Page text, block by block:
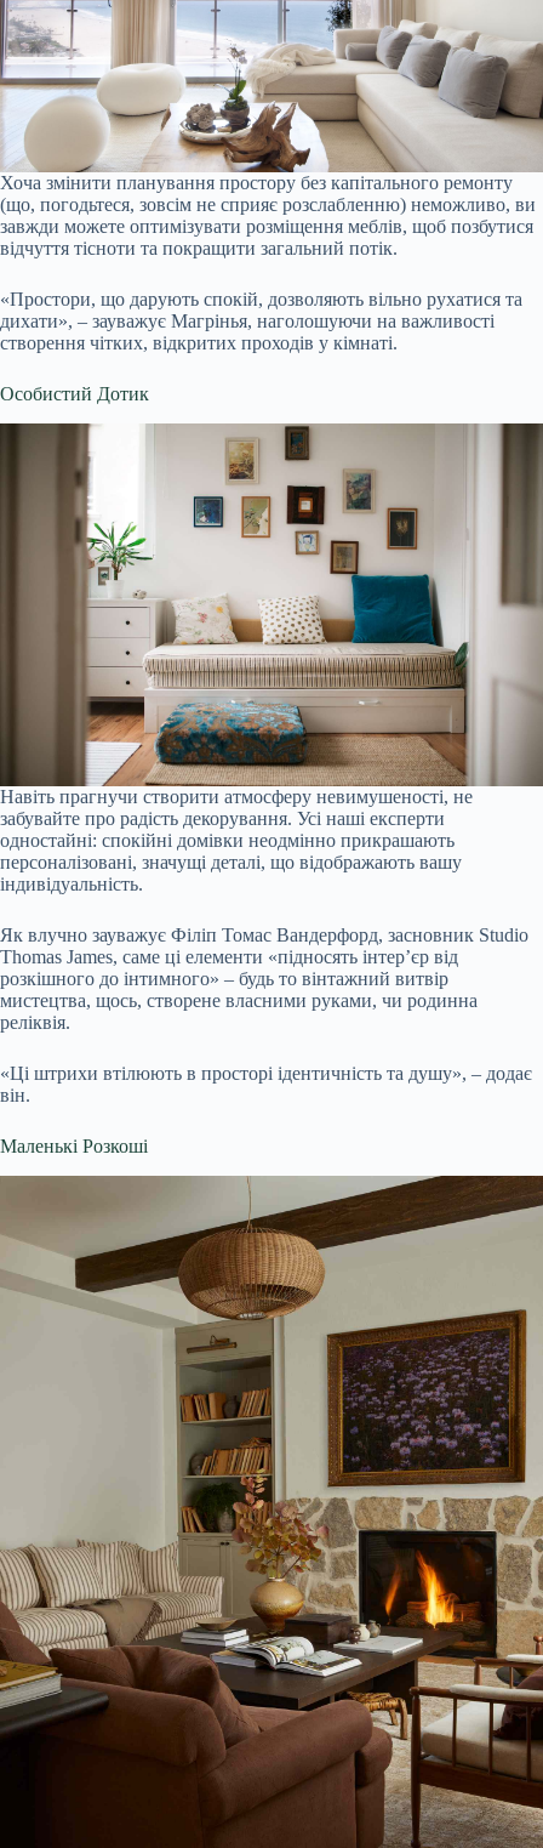
Хоча змінити планування простору без капітального ремонту
(що, погодьтеся, зовсім не сприяє розслабленню) неможливо, ви
завжди можете оптимізувати розміщення меблів, щоб позбутися
відчуття тісноти та покращити загальний потік.
«Простори, що дарують спокій, дозволяють вільно рухатися та
дихати», – зауважує Магрінья, наголошуючи на важливості
створення чітких, відкритих проходів у кімнаті.
Особистий Дотик
Навіть прагнучи створити атмосферу невимушеності, не
забувайте про радість декорування. Усі наші експерти
одностайні: спокійні домівки неодмінно прикрашають
персоналізовані, значущі деталі, що відображають вашу
індивідуальність.
Як влучно зауважує Філіп Томас Вандерфорд, засновник Studio
Thomas James, саме ці елементи «підносять інтер’єр від
розкішного до інтимного» – будь то вінтажний витвір
мистецтва, щось, створене власними руками, чи родинна
реліквія.
«Ці штрихи втілюють в просторі ідентичність та душу», – додає
він.
Маленькі Розкоші